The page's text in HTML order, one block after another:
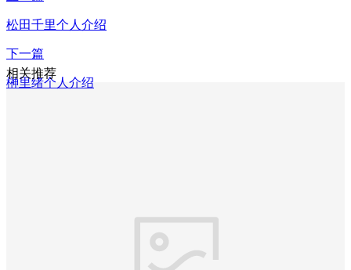
松田千里个人介绍
下一篇
榊里绪个人介绍
相关推荐